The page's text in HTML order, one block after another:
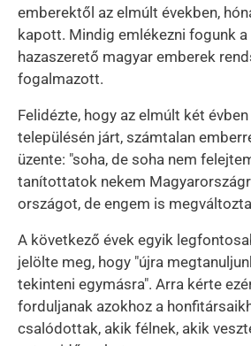
emberektől az elmúlt években,
kapott. Mindig emlékezni fogunk
hazaszerető magyar emberek
fogalmazott.
Felidézte, hogy az elmúlt két
településén járt, számtalan
üzente: "soha, de soha nem
tanítottatok nekem
országot, de engem is
A következő évek egyik
jelölte meg, hogy "újra
tekinteni egymásra". Arra kérte
forduljanak azokhoz a
csalódottak, akik félnek, akik